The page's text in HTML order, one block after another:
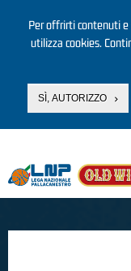
Per offrirti contenuti
utilizza cookies.
SÌ, AUTORIZZO